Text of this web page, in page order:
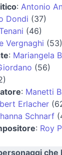
: Antonio
Dondi (37)
(46)
Vergnaghi (53)
: Mariangela
(56)
: Manetti
Erlacher
Schnarf
: Roy
che